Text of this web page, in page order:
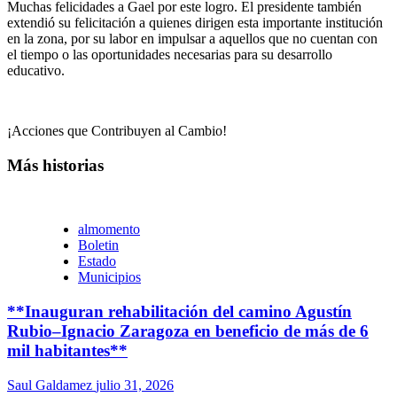
Muchas felicidades a Gael por este logro. El presidente también
extendió su felicitación a quienes dirigen esta importante institución
en la zona, por su labor en impulsar a aquellos que no cuentan con
el tiempo o las oportunidades necesarias para su desarrollo
educativo.
¡Acciones que Contribuyen al Cambio!
Más historias
almomento
Boletin
Estado
Municipios
**Inauguran rehabilitación del camino Agustín
Rubio–Ignacio Zaragoza en beneficio de más de 6
mil habitantes**
Saul Galdamez julio 31, 2026